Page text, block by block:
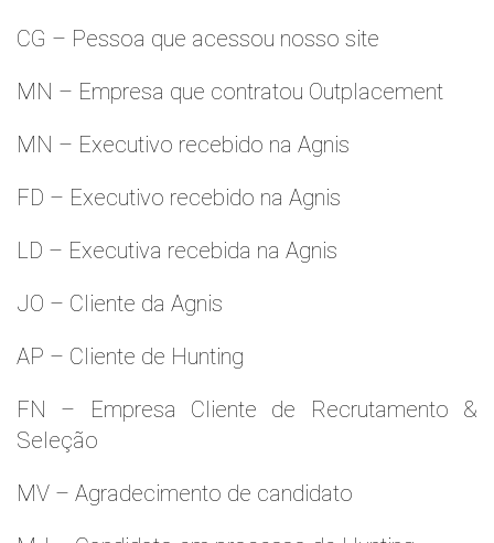
CG – Pessoa que acessou nosso site
MN – Empresa que contratou Outplacement
MN – Executivo recebido na Agnis
FD – Executivo recebido na Agnis
LD – Executiva recebida na Agnis
JO – Cliente da Agnis
AP – Cliente de Hunting
FN – Empresa Cliente de Recrutamento &
Seleção
MV – Agradecimento de candidato